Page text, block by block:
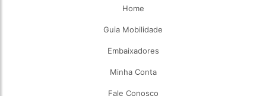
Home
Guia Mobilidade
Embaixadores
Minha Conta
Fale Conosco